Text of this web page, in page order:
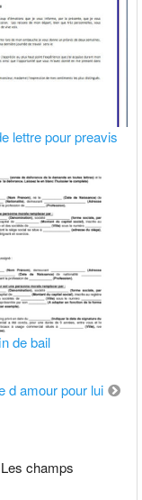
lettre pour preavis
de bail
d amour pour lui
Les champs